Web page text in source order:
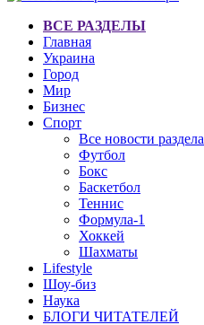
ВСЕ РАЗДЕЛЫ
Главная
Украина
Город
Мир
Бизнес
Спорт
Все новости раздела
Футбол
Бокс
Баскетбол
Теннис
Формула-1
Хоккей
Шахматы
Lifestyle
Шоу-биз
Наука
БЛОГИ ЧИТАТЕЛЕЙ